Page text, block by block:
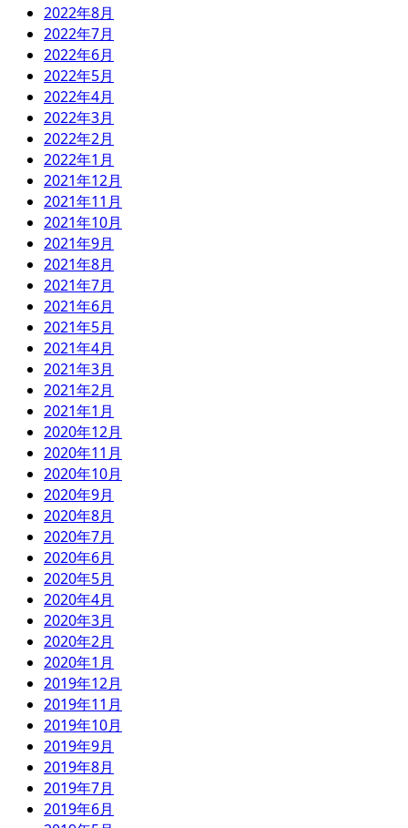
2022年8月
2022年7月
2022年6月
2022年5月
2022年4月
2022年3月
2022年2月
2022年1月
2021年12月
2021年11月
2021年10月
2021年9月
2021年8月
2021年7月
2021年6月
2021年5月
2021年4月
2021年3月
2021年2月
2021年1月
2020年12月
2020年11月
2020年10月
2020年9月
2020年8月
2020年7月
2020年6月
2020年5月
2020年4月
2020年3月
2020年2月
2020年1月
2019年12月
2019年11月
2019年10月
2019年9月
2019年8月
2019年7月
2019年6月